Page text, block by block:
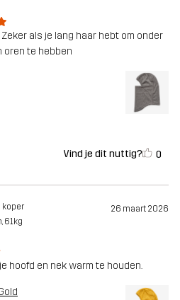
als je lang haar hebt om onder
oren te hebben
Vind je dit nuttig? 0
koper 26 maart 2026
61kg
hoofd en nek warm te houden.